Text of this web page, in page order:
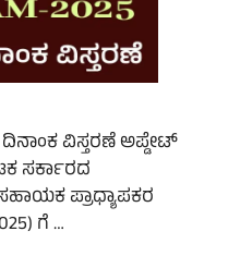
ದಿನಾಂಕ ವಿಸ್ತರಣೆ ಅಪ್ಡೇಟ್
ಸರ್ಕಾರದ
ಪ್ರಾಧ್ಯಾಪಕರ
ಗೆ …